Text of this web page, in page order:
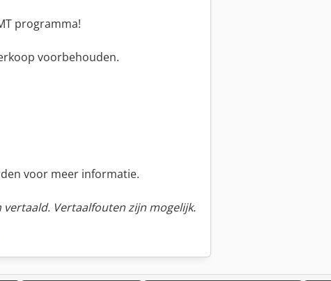
programma!
voorbehouden.
voor meer informatie.
Vertaalfouten zijn mogelijk.